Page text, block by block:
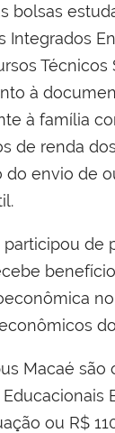
bolsas
Integrados
à
à família
de renda
do envio de
de
Macaé
ou R$